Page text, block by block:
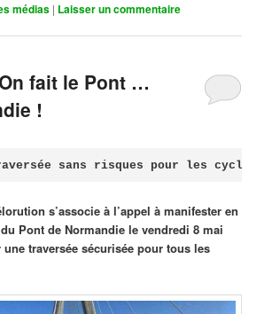
médias | Laisser un commentaire
fait le Pont …
!
sans risques pour les
s’associe à l’appel à manifester en
Pont de Normandie le vendredi 8 mai
traversée sécurisée pour tous les